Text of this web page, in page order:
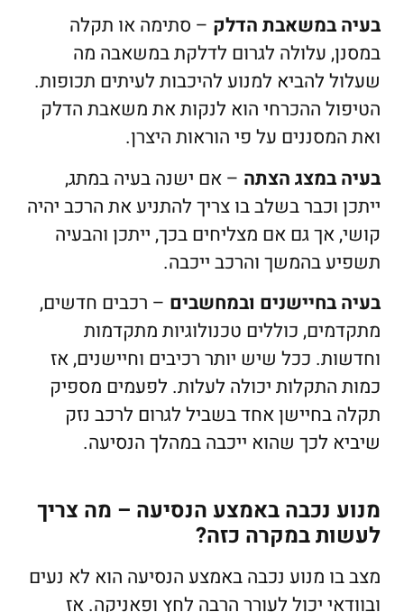
בעיה במשאבת הדלק – סתימה או תקלה
במסנן, עלולה לגרום לדלקת במשאבה מה
שעלול להביא למנוע להיכבות לעיתים תכופות.
הטיפול ההכרחי הוא לנקות את משאבת הדלק
ואת המסננים על פי הוראות היצרן.
בעיה במצג הצתה – אם ישנה בעיה במתג,
ייתכן וכבר בשלב בו צריך להתניע את הרכב יהיה
קושי, אך גם אם מצליחים בכך, ייתכן והבעיה
תשפיע בהמשך והרכב ייכבה.
בעיה בחיישנים ובמחשבים – רכבים חדשים,
מתקדמים, כוללים טכנולוגיות מתקדמות
וחדשות. ככל שיש יותר רכיבים וחיישנים, אז
כמות התקלות יכולה לעלות. לפעמים מספיק
תקלה בחיישן אחד בשביל לגרום לרכב נזק
שיביא לכך שהוא ייכבה במהלך הנסיעה.
מנוע נכבה באמצע הנסיעה – מה צריך
לעשות במקרה כזה?
מצב בו מנוע נכבה באמצע הנסיעה הוא לא נעים
ובוודאי יכול לעורר הרבה לחץ ופאניקה. אז